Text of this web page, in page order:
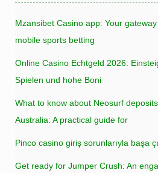
Mzansibet Casino app: Your
mobile sports betting
Online Casino Echtgeld 2026:
Spielen und hohe Boni
What to know about Neosurf
Australia: A practical guide for
Pinco casino giriş sorunlarıyla başa
Get ready for Jumper Crush: An